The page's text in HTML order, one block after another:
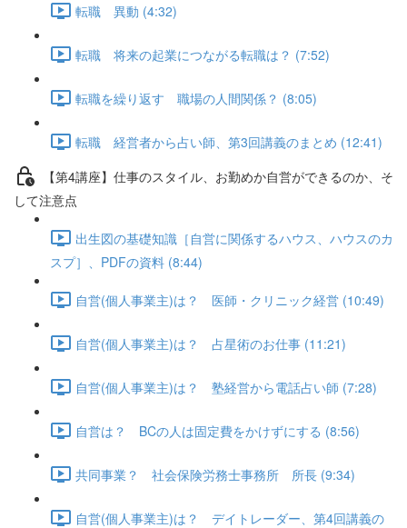
転職 異動 (4:32)
転職 将来の起業につながる転職は？ (7:52)
転職を繰り返す 職場の人間関係？ (8:05)
転職 経営者から占い師、第3回講義のまとめ (12:41)
【第4講座】仕事のスタイル、お勤めか自営ができるのか、そ
して注意点
出生図の基礎知識［自営に関係するハウス、ハウスのカ
スプ］、PDFの資料 (8:44)
自営(個人事業主)は？ 医師・クリニック経営 (10:49)
自営(個人事業主)は？ 占星術のお仕事 (11:21)
自営(個人事業主)は？ 塾経営から電話占い師 (7:28)
自営は？ BCの人は固定費をかけずにする (8:56)
共同事業？ 社会保険労務士事務所 所長 (9:34)
自営(個人事業主)は？ デイトレーダー、第4回講義の